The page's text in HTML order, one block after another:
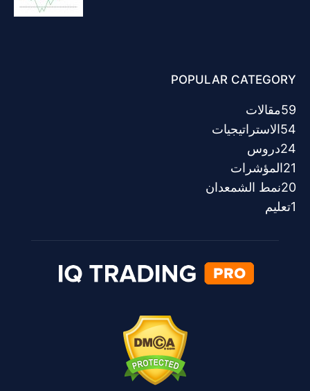
POPULAR CATEGORY
مقالات59
الاستراتيجيات54
دروس24
المؤشرات21
نمط الشمعدان20
تعليم1